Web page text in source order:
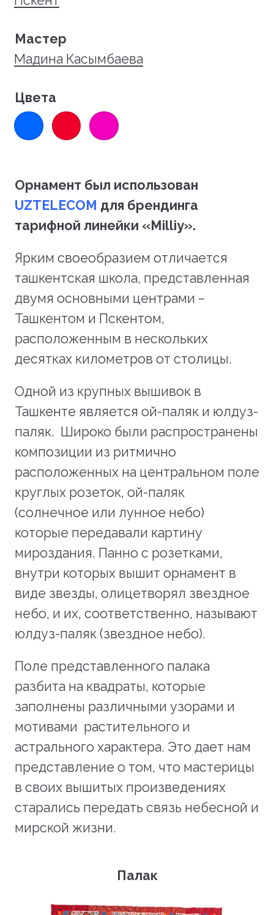
Мастер
Мадина Касымбаева
Цвета
Орнамент был использован
UZTELECOM для брендинга
тарифной линейки «Milliy».
Ярким своеобразием отличается
ташкентская школа, представленная
двумя основными центрами –
Ташкентом и Пскентом,
расположенным в нескольких
десятках километров от столицы.
Одной из крупных вышивок в
Ташкенте является ой-паляк и юлдуз-
паляк. Широко были распространены
композиции из ритмично
расположенных на центральном поле
круглых розеток, ой-паляк
(солнечное или лунное небо)
которые передавали картину
мироздания. Панно с розетками,
внутри которых вышит орнамент в
виде звезды, олицетворял звездное
небо, и их, соответственно, называют
юлдуз-паляк (звездное небо).
Поле представленного палака
разбита на квадраты, которые
заполнены различными узорами и
мотивами растительного и
астрального характера. Это дает нам
представление о том, что мастерицы
в своих вышитых произведениях
старались передать связь небесной и
мирской жизни.
Палак